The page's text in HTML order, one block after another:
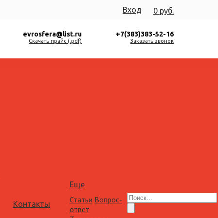
0 руб.
Вход
evrosfera@list.ru
Скачать прайс (.pdf)
+7(383)383-52-16
Заказать звонок
Контакты
Еще
Статьи Вопрос-
ответ